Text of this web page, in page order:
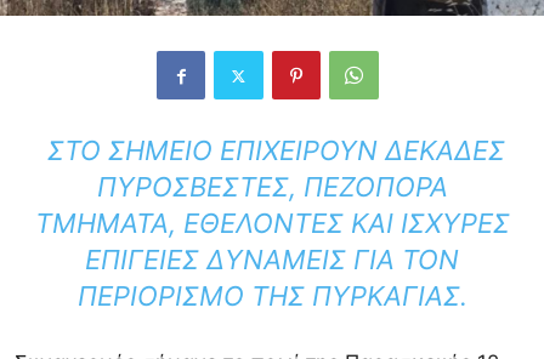
ΣΤΟ ΣΗΜΕΊΟ ΕΠΙΧΕΙΡΟΎΝ ΔΕΚΆΔΕΣ
ΠΥΡΟΣΒΈΣΤΕΣ, ΠΕΖΟΠΌΡΑ
ΤΜΉΜΑΤΑ, ΕΘΕΛΟΝΤΈΣ ΚΑΙ ΙΣΧΥΡΈΣ
ΕΠΊΓΕΙΕΣ ΔΥΝΆΜΕΙΣ ΓΙΑ ΤΟΝ
ΠΕΡΙΟΡΙΣΜΌ ΤΗΣ ΠΥΡΚΑΓΙΆΣ.